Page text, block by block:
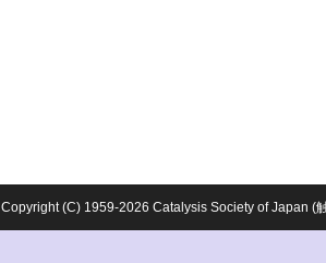
Copyright (C) 1959-2026 Catalysis Society of Japan (